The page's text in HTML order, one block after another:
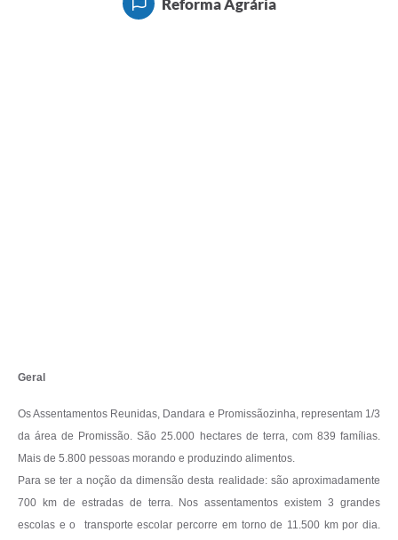
Tributos
Lançadoria
Diário Oficial
Agenda
Geral
Os Assentamentos Reunidas, Dandara e Promissãozinha, representam 1/3
da área de Promissão. São 25.000 hectares de terra, com 839 famílias.
Mais de 5.800 pessoas morando e produzindo alimentos.
Para se ter a noção da dimensão desta realidade: são aproximadamente
700 km de estradas de terra. Nos assentamentos existem 3 grandes
escolas e o transporte escolar percorre em torno de 11.500 km por dia.